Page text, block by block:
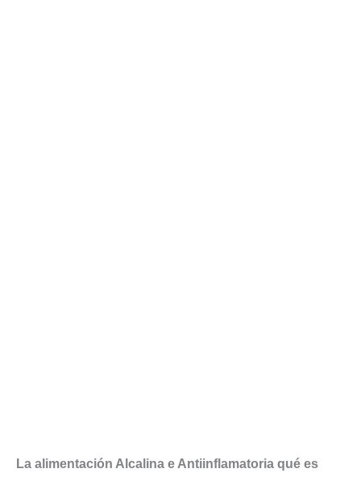
La alimentación Alcalina e Antiinflamatoria qué es